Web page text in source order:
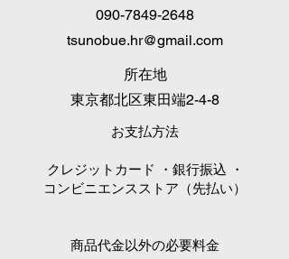
090-7849-2648
tsunobue.hr@gmail.com
所在地
​東京都北区東田端2-4-8
​お支払方法
クレジットカード ・銀行振込 ・
コンビニエンスストア（先払い）
商品代金以外の必要料金